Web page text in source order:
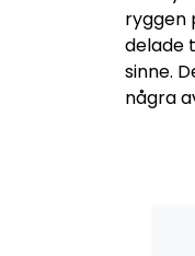
ryggen
delade
sinne.
några